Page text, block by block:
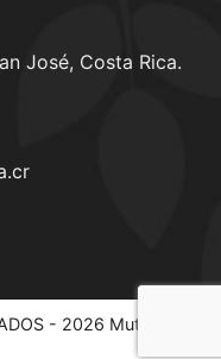
José, Costa Rica.
- 2026 Mutualidad